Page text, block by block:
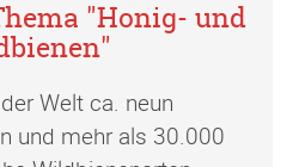
"Honig- und
Welt ca. neun
und mehr als 30.000